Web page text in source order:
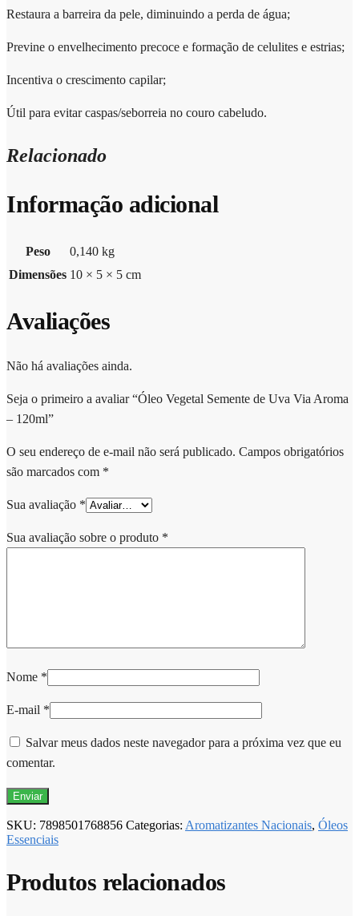
Restaura a barreira da pele, diminuindo a perda de água;
Previne o envelhecimento precoce e formação de celulites e estrias;
Incentiva o crescimento capilar;
Útil para evitar caspas/seborreia no couro cabeludo.
Relacionado
Informação adicional
Peso
0,140 kg
Dimensões 10 × 5 × 5 cm
Avaliações
Não há avaliações ainda.
Seja o primeiro a avaliar “Óleo Vegetal Semente de Uva Via Aroma
– 120ml”
O seu endereço de e-mail não será publicado. Campos obrigatórios
são marcados com *
Sua avaliação *
Sua avaliação sobre o produto *
Nome *
E-mail *
Salvar meus dados neste navegador para a próxima vez que eu
comentar.
SKU: 7898501768856 Categorias: Aromatizantes Nacionais, Óleos
Essenciais
Produtos relacionados